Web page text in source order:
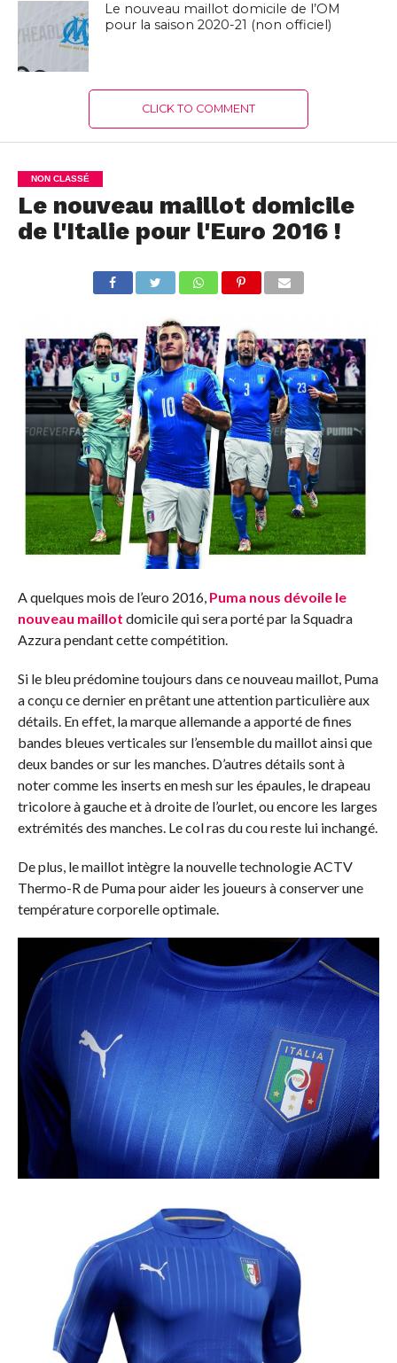
Le nouveau maillot domicile de l’OM
pour la saison 2020-21 (non officiel)
CLICK TO COMMENT
NON CLASSÉ
Le nouveau maillot domicile
de l'Italie pour l'Euro 2016 !
A quelques mois de l’euro 2016, Puma nous dévoile le
nouveau maillot domicile qui sera porté par la Squadra
Azzura pendant cette compétition.
Si le bleu prédomine toujours dans ce nouveau maillot, Puma
a conçu ce dernier en prêtant une attention particulière aux
détails. En effet, la marque allemande a apporté de fines
bandes bleues verticales sur l’ensemble du maillot ainsi que
deux bandes or sur les manches. D’autres détails sont à
noter comme les inserts en mesh sur les épaules, le drapeau
tricolore à gauche et à droite de l’ourlet, ou encore les larges
extrémités des manches. Le col ras du cou reste lui inchangé.
De plus, le maillot intègre la nouvelle technologie ACTV
Thermo-R de Puma pour aider les joueurs à conserver une
température corporelle optimale.